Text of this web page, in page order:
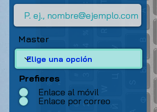
Master
Prefieres
Enlace al móvil
Enlace por correo